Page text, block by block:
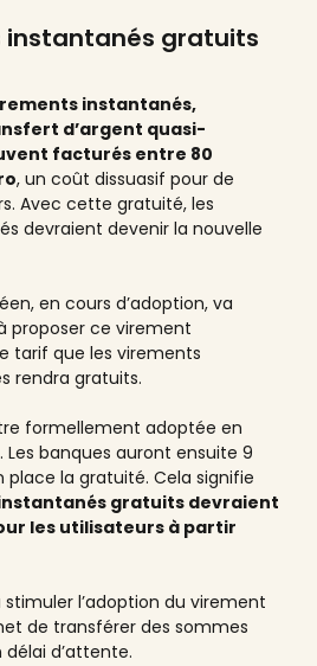
instantanés gratuits
instantanés,
d’argent quasi-
facturés entre 80
, un coût dissuasif pour de
Avec cette gratuité, les
devraient devenir la nouvelle
en cours d’adoption, va
proposer ce virement
tarif que les virements
rendra gratuits.
formellement adoptée en
Les banques auront ensuite 9
la gratuité. Cela signifie
gratuits devraient
les utilisateurs à partir
l’adoption du virement
de transférer des sommes
délai d’attente.